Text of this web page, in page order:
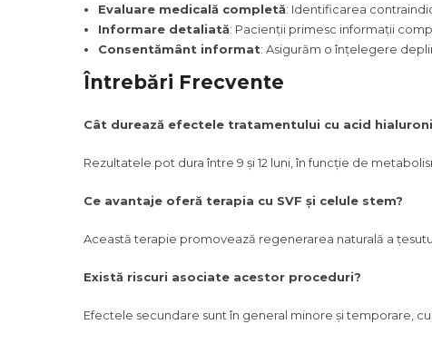
Evaluare medicală completă: Identificarea
Informare detaliată: Pacienții primesc informații
Consentământ informat: Asigurăm o înțelegere
Întrebări Frecvente
Cât durează efectele tratamentului cu acid
Rezultatele pot dura între 9 și 12 luni, în funcție de
Ce avantaje oferă terapia cu SVF și celule stem?
Această terapie promovează regenerarea naturală a
Există riscuri asociate acestor proceduri?
Efectele secundare sunt în general minore și temporare,